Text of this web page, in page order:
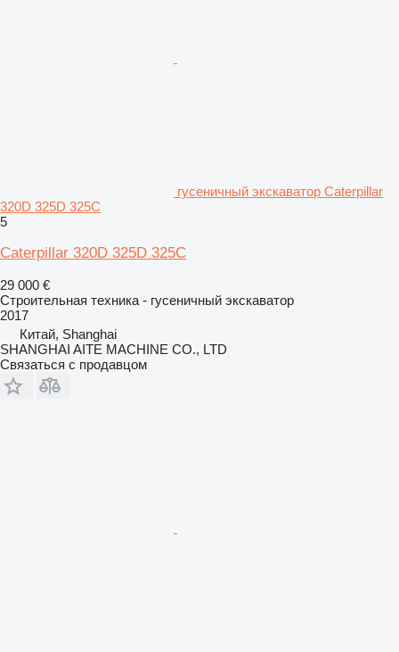
гусеничный экскаватор Caterpillar
320D 325D 325C
5
Caterpillar 320D 325D 325C
29 000 €
Строительная техника - гусеничный экскаватор
2017
Китай, Shanghai
SHANGHAI AITE MACHINE CO., LTD
Связаться с продавцом